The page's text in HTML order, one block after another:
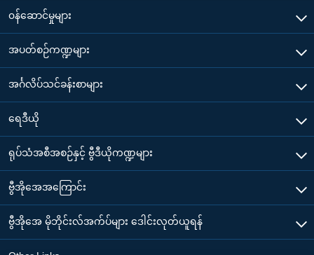
၀န်ဆောင်မှုများ
အပတ်စဉ်ကဏ္ဍများ
အင်္ဂလိပ်သင်ခန်းစာများ
ရေဒီယို
ရုပ်သံအစီအစဉ်နှင့် ဗွီဒီယိုကဏ္ဍများ
ဗွီအိုအေအကြောင်း
ဗွီအိုအေ မိုဘိုင်းလ်အက်ပ်များ ဒေါင်းလုတ်ယူရန်